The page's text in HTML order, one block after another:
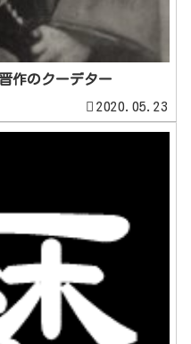
作のクーデター
2020.05.23